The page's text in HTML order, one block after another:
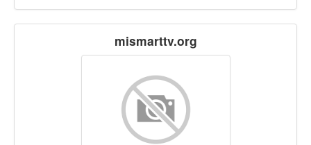
mismarttv.org